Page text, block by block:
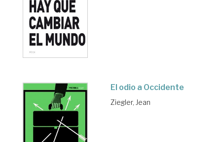
El odio a Occidente
Ziegler, Jean